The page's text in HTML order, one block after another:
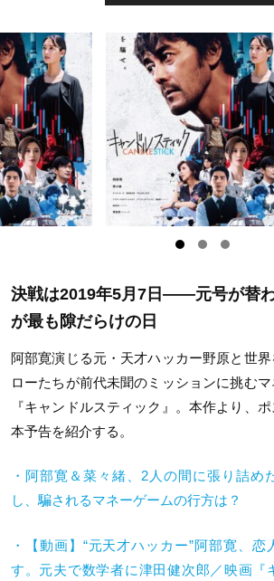
決戦は2019年5月7日——元号が替
が最も隙だらけの日
阿部寛演じる元・天才ハッカー野原と世
ローたちが前代未聞のミッションに挑む
『キャンドルスティック』。本作より、
本予告を紹介する。
・阿部寛＆菜々緒、2人の間に張り詰
し、騙されるマネーゲームの行方は？
・【動画】“元天才ハッカー”阿部寛、恋
す。元夫で数学者に津田健次郎／映画『